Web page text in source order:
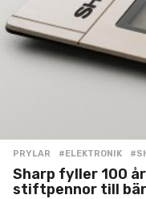
PRYLAR #ELEKTRONIK ,
Sharp fyller 100
stiftpennor till